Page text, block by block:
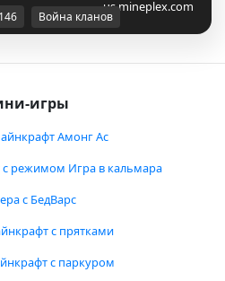
us.mineplex.com
Война кланов
игры
Амонг Ас
режимом Игра в кальмара
с БедВарс
с прятками
с паркуром